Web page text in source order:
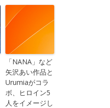
「NANA」など
矢沢あい作品と
Urumiaがコラ
ボ、ヒロイン5
人をイメージし